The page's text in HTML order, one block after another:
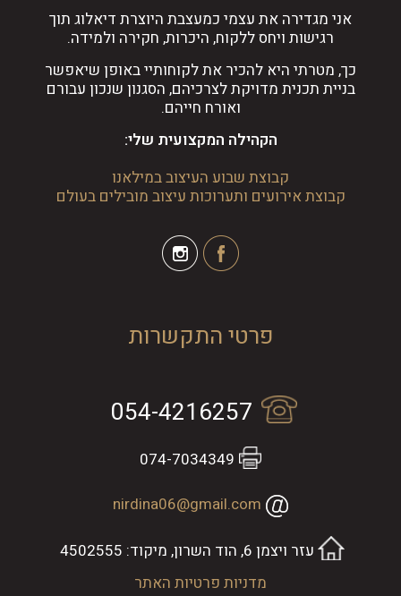
אני מגדירה את עצמי כמעצבת היוצרת דיאלוג תוך
רגישות ויחס ללקוח, היכרות, חקירה ולמידה.
כך, מטרתי היא להכיר את לקוחותיי באופן שיאפשר
בניית תכנית מדויקת לצרכיהם, הסגנון שנכון עבורם
ואורח חייהם.
הקהילה המקצועית שלי:
קבוצת שבוע העיצוב במילאנו
קבוצת אירועים ותערוכות עיצוב מובילים בעולם
פרטי התקשרות
054-4216257
074-7034349
nirdina06@gmail.com
עזר ויצמן 6, הוד השרון, מיקוד: 4502555
מדניות פרטיות האתר